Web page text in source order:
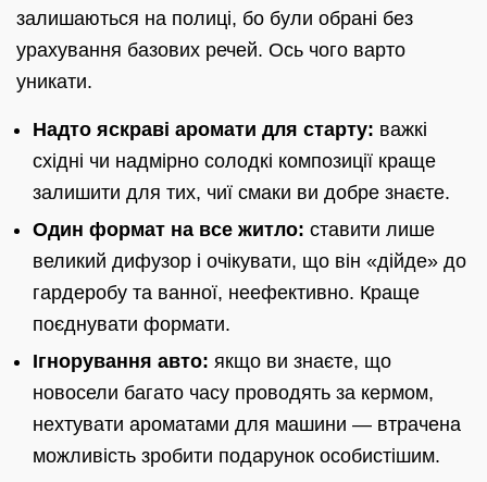
залишаються на полиці, бо були обрані без
урахування базових речей. Ось чого варто
уникати.
Надто яскраві аромати для старту: важкі
східні чи надмірно солодкі композиції краще
залишити для тих, чиї смаки ви добре знаєте.
Один формат на все житло: ставити лише
великий дифузор і очікувати, що він «дійде» до
гардеробу та ванної, неефективно. Краще
поєднувати формати.
Ігнорування авто: якщо ви знаєте, що
новосели багато часу проводять за кермом,
нехтувати ароматами для машини — втрачена
можливість зробити подарунок особистішим.